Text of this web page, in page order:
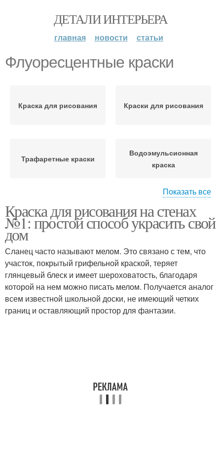
ДЕТАЛИ ИНТЕРЬЕРА
главная новости статьи
Флуоресцентные краски
Краска для рисования Краски для рисования
Трафаретные краски
Водоэмульсионная
краска
Оптимальные краски Краски для росписи
Акриловая краска Акриловые краски
Водно-дисперсионные
Показать все
Краска для рисования на стенах
№1: простой способ украсить свой
дом
Сланец часто называют мелом. Это связано с тем, что
участок, покрытый грифельной краской, теряет
глянцевый блеск и имеет шероховатость, благодаря
которой на нем можно писать мелом. Получается аналог
всем известной школьной доски, не имеющий четких
границ и оставляющий простор для фантазии.